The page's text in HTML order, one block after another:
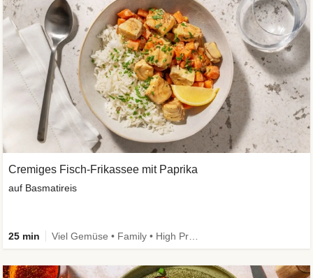
Cremiges Fisch-Frikassee mit Paprika
auf Basmatireis
25 min